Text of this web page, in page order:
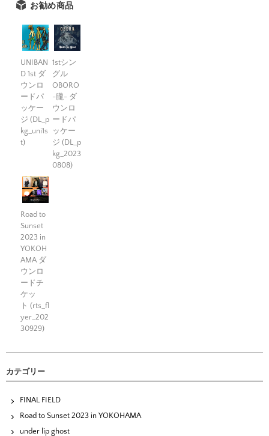
お勧め商品
UNIBAN
D 1st ダ
ウンロ
ードパ
ッケー
ジ (DL_p
kg_uni1s
t)
1stシン
グル
OBORO
-朧- ダ
ウンロ
ードパ
ッケー
ジ (DL_p
kg_2023
0808)
Road to
Sunset
2023 in
YOKOH
AMA ダ
ウンロ
ードチ
ケッ
ト (rts_fl
yer_202
30929)
カテゴリー
FINAL FIELD
Road to Sunset 2023 in YOKOHAMA
under lip ghost